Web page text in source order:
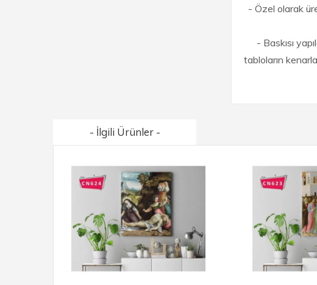
- Özel olarak
- Baskısı
tabloların
- İlgili Ürünler -